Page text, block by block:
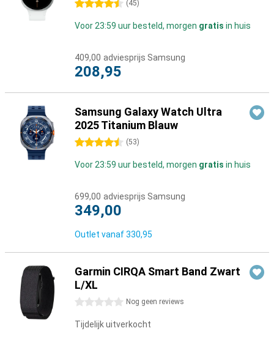
4.5 sterren (45)
Voor 23:59 uur besteld, morgen gratis in huis
409,00 adviesprijs Samsung
208,95
Samsung Galaxy Watch Ultra
2025 Titanium Blauw
4.5 sterren (53)
Voor 23:59 uur besteld, morgen gratis in huis
699,00 adviesprijs Samsung
349,00
Outlet vanaf330,95
Garmin CIRQA Smart Band Zwart
L/XL
0 sterren Nog geen reviews
Tijdelijk uitverkocht